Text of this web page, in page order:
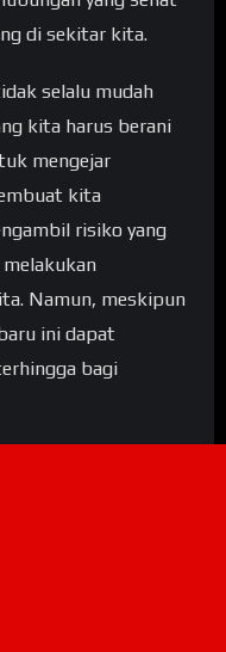
di sekitar kita.
selalu mudah
kita harus berani
mengejar
kita
risiko yang
Namun, meskipun
ini dapat
bagi